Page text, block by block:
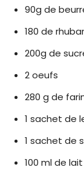
90g de
180 de
200g de
2 oeufs
280 g de
1 sachet de
1 sachet de
100 ml de lait